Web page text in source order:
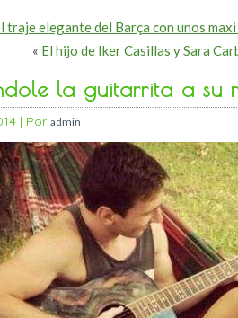
traje elegante del Barça con unos
« El hijo de Iker Casillas y Sara
la guitarrita a su
| Por admin